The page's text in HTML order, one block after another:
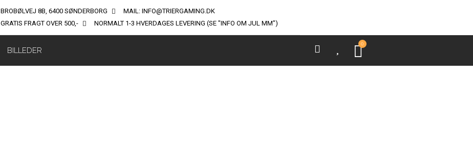
BROBØLVEJ 8B, 6400 SØNDERBORG
MAIL: INFO@TRIERGAMING.DK
GRATIS FRAGT OVER 500,-
NORMALT 1-3 HVERDAGES LEVERING (SE "INFO OM JUL MM")
BILLEDER
0
Kurv